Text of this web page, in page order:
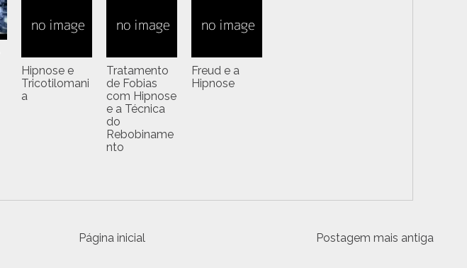
Hipnose e
Tricotilomani
a
Tratamento
de Fobias
com Hipnose
e a Técnica
do
Rebobiname
nto
Freud e a
Hipnose
Postagem mais antiga
Página inicial